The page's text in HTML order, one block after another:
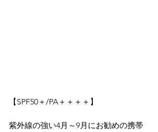
紫外線の強い4月～9月にお勧めの携帯